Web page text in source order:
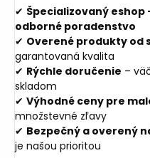
✔ Špecializovaný
odborné poradenstvo
✔ Overené produkty od
garantovaná kvalita
✔ Rýchle doručenie –
skladom
✔ Výhodné ceny pre
množstevné zľavy
✔ Bezpečný a overený
je našou prioritou